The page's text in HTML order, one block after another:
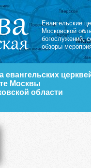
Евангельские
Московской
богослужений,
обзоры
евангельских
Москвы
области